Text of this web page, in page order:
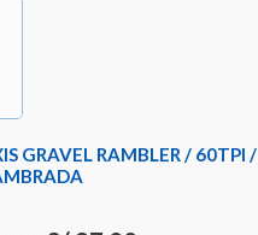
GRAVEL RAMBLER / 60TPI /